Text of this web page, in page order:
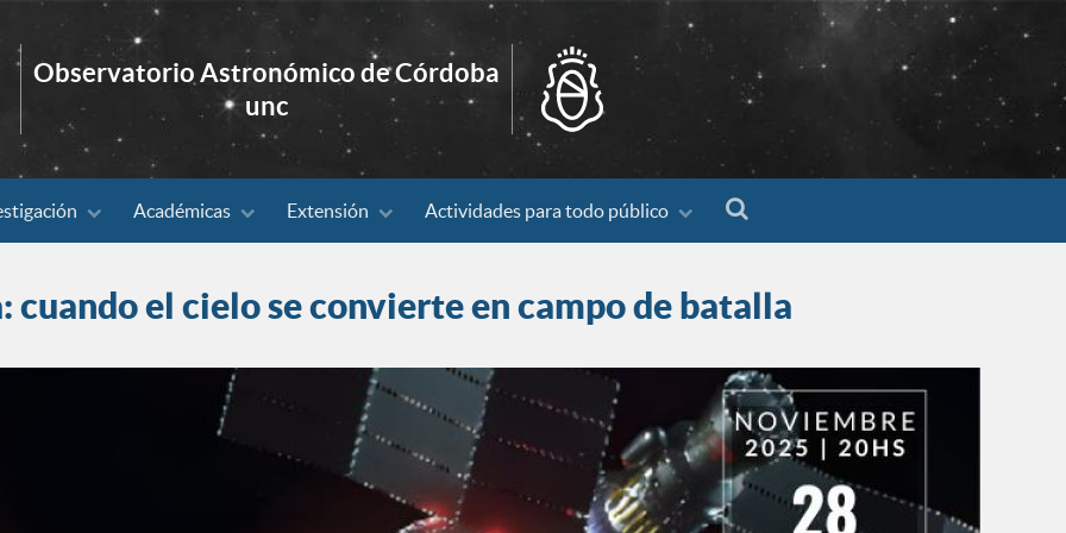
Observatorio Astronómico de Córdoba
unc
Académicas Extensión Actividades para todo público
cuando el cielo se convierte en campo de batalla